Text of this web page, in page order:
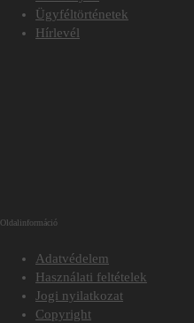
Ügyféltörténetek
Hírlevél
Oldalinformáció
Adatvédelem
Használati feltételek
Jogi nyilatkozat
Copyright